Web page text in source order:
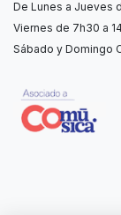
De Lunes a Jueves
Viernes de 7h30 a
Sábado y Domingo